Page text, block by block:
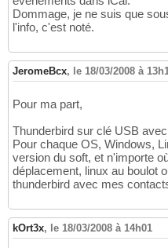
Dommage, je ne suis que
l'info, c'est noté.
JeromeBcx, le 18/03/2008 à
Pour ma part,
Thunderbird sur clé USB
Pour chaque OS, Windows,
version du soft, et n'importe
déplacement, linux au boulot
thunderbird avec mes
kOrt3x, le 18/03/2008 à 14h01